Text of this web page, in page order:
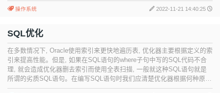
操作系统 2022-11-21 14:40:25
SQL优化
在多数情况下, Oracle使用索引来更快地遍历表, 优化器主要根据定义的索
引来提高性能。但是, 如果在SQL语句的where子句中写的SQL代码不合
理, 就会造成优化器删去索引而使用全表扫描, 一般就这种SQL语句就是
所谓的劣质SQL语句。在编写SQL语句时我们应清楚优化器根据何种原则
来删除索引, 这有助于写出高性能的SQL语句。